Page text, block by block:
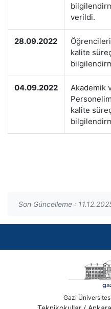
verildi.
28.09.2022
kalite
04.09.2022
Akademik
kalite
Son Güncelleme :
Gazi